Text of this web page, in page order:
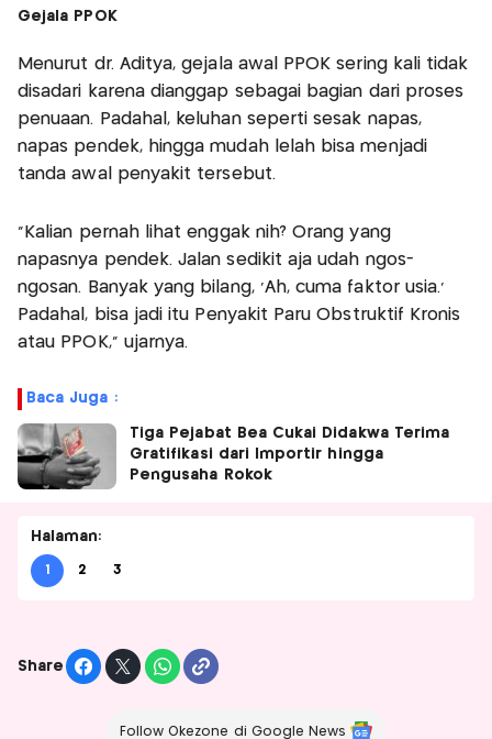
Gejala PPOK
Menurut dr. Aditya, gejala awal PPOK sering kali tidak
disadari karena dianggap sebagai bagian dari proses
penuaan. Padahal, keluhan seperti sesak napas,
napas pendek, hingga mudah lelah bisa menjadi
tanda awal penyakit tersebut.
"Kalian pernah lihat enggak nih? Orang yang
napasnya pendek. Jalan sedikit aja udah ngos-
ngosan. Banyak yang bilang, 'Ah, cuma faktor usia.'
Padahal, bisa jadi itu Penyakit Paru Obstruktif Kronis
atau PPOK," ujarnya.
Baca Juga :
Tiga Pejabat Bea Cukai Didakwa Terima
Gratifikasi dari Importir hingga
Pengusaha Rokok
Halaman:
1 2 3
Share
Follow Okezone di Google News